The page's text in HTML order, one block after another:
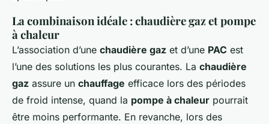
La combinaison idéale : chaudière gaz et pompe
à chaleur
L’association d’une chaudière gaz et d’une PAC est
l’une des solutions les plus courantes. La chaudière
gaz assure un chauffage efficace lors des périodes
de froid intense, quand la pompe à chaleur pourrait
être moins performante. En revanche, lors des